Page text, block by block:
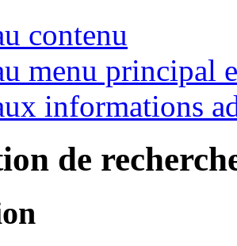
contenu
menu principal
informations
de